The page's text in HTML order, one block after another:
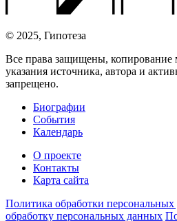
© 2025, Гипотеза
Все права защищены, копирование
указания источника, автора и
запрещено.
Биографии
События
Календарь
О проекте
Контакты
Карта сайта
Политика обработки
обработку персональных данных